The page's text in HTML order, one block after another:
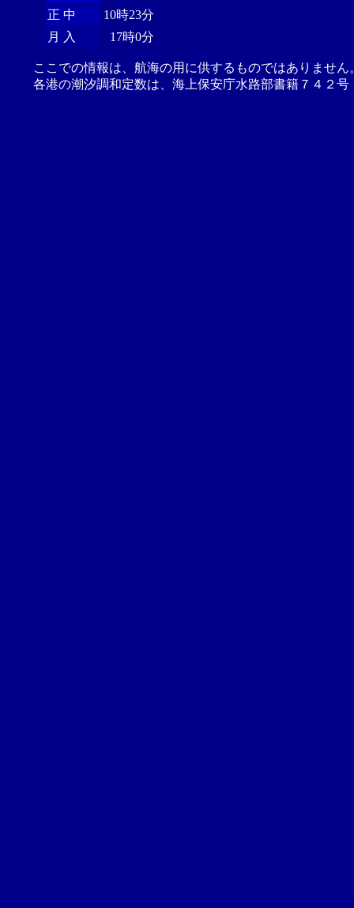
正 中
10時23分
月 入
17時0分
ここでの情報は、航海の用に供するものではありませ
各港の潮汐調和定数は、海上保安庁水路部書籍７４２